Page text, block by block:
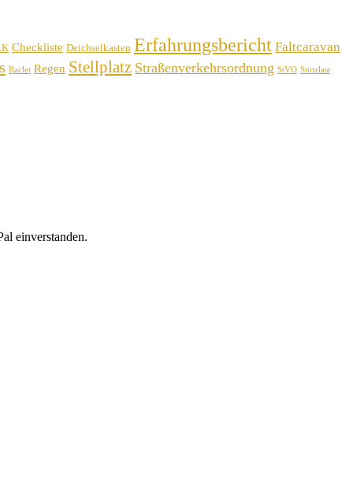
Checkliste Deichselkasten Erfahrungsbericht Faltcaravan
Raclet Regen Stellplatz Straßenverkehrsordnung StVO Stützlast
einverstanden.